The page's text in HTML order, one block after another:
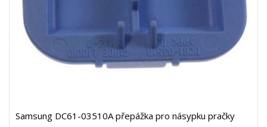
Samsung DC61-03510A přepážka pro násypku pračky